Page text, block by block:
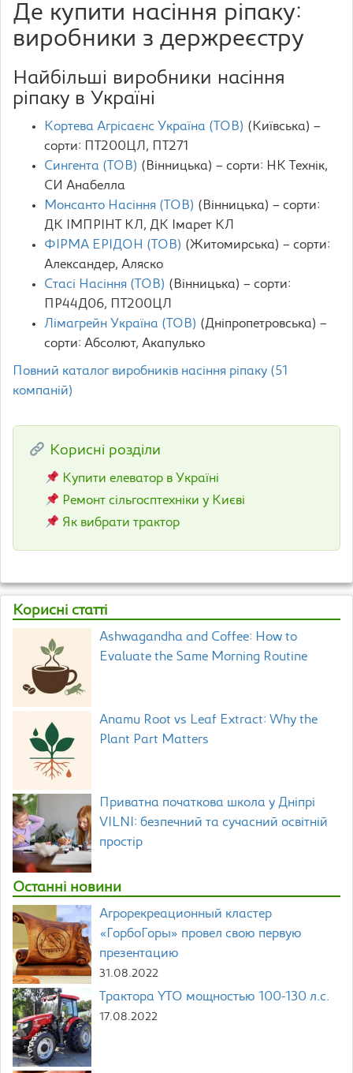
Де купити насіння ріпаку:
виробники з держреєстру
Найбільші виробники насіння
ріпаку в Україні
Кортева Агрісаєнс Україна (ТОВ) (Київська) –
сорти: ПТ200ЦЛ, ПТ271
Сингента (ТОВ) (Вінницька) – сорти: НК Технік,
СИ Анабелла
Монсанто Насіння (ТОВ) (Вінницька) – сорти:
ДК ІМПРІНТ КЛ, ДК Імарет КЛ
ФІРМА ЕРІДОН (ТОВ) (Житомирська) – сорти:
Александер, Аляско
Стасі Насіння (ТОВ) (Вінницька) – сорти:
ПР44Д06, ПТ200ЦЛ
Лімагрейн Україна (ТОВ) (Дніпропетровська) –
сорти: Aбсолют, Aкапулько
Повний каталог виробників насіння ріпаку (51
компаній)
Корисні розділи
Купити елеватор в Україні
Ремонт сільгосптехніки у Києві
Як вибрати трактор
Корисні статті
Ashwagandha and Coffee: How to
Evaluate the Same Morning Routine
Anamu Root vs Leaf Extract: Why the
Plant Part Matters
Приватна початкова школа у Дніпрі
VILNI: безпечний та сучасний освітній
простір
Останні новини
Агрорекреационный кластер
«ГорбоГоры» провел свою первую
презентацию
31.08.2022
Трактора YTO мощностью 100-130 л.с.
17.08.2022